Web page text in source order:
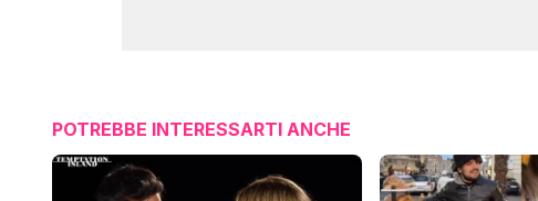
POTREBBE INTERESSARTI ANCHE